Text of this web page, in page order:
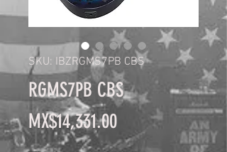
SKU: IBZRGMS7PB CBS
RGMS7PB CBS
MX$14,331.00Price